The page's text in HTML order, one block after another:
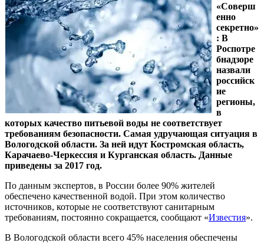
«Соверш
енно
секретно»
: В
Роспотре
бнадзоре
назвали
российск
ие
регионы,
в
которых качество питьевой воды не соответствует
требованиям безопасности. Самая удручающая ситуация в
Вологодской области. За ней идут Костромская область,
Карачаево-Черкессия и Курганская область. Данные
приведены за 2017 год.
По данным экспертов, в России более 90% жителей
обеспечено качественной водой. При этом количество
источников, которые не соответствуют санитарным
требованиям, постоянно сокращается, сообщают «Известия».
В Вологодской области всего 45% населения обеспечены